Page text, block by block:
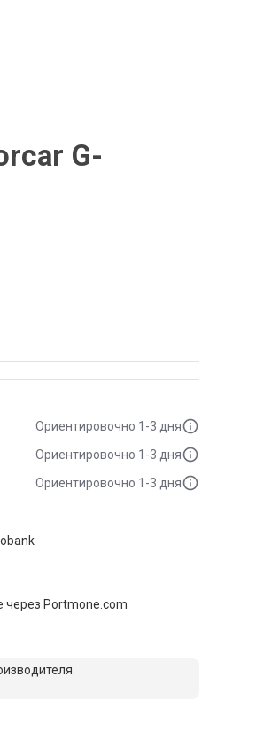
G-
Ориентировочно 1-3 дня
Ориентировочно 1-3 дня
Ориентировочно 1-3 дня
через Portmone.com